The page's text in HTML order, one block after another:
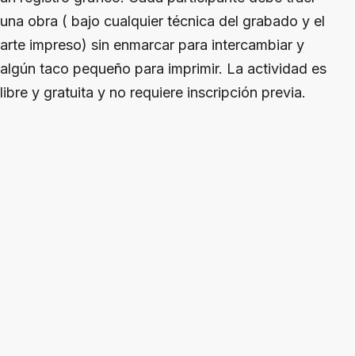
una obra ( bajo cualquier técnica del grabado y el
arte impreso) sin enmarcar para intercambiar y
algún taco pequeño para imprimir. La actividad es
libre y gratuita y no requiere inscripción previa.